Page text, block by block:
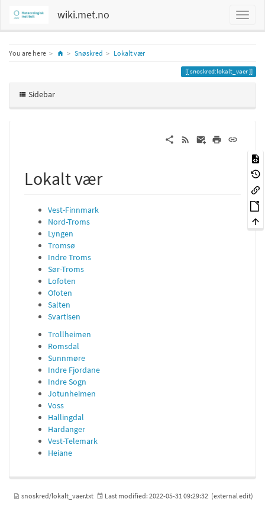
wiki.met.no
You are here HomeSnøskred Lokalt vær
snoskred:lokalt_vaer
Sidebar
Lokalt vær
Vest-Finnmark
Nord-Troms
Lyngen
Tromsø
Indre Troms
Sør-Troms
Lofoten
Ofoten
Salten
Svartisen
Trollheimen
Romsdal
Sunnmøre
Indre Fjordane
Indre Sogn
Jotunheimen
Voss
Hallingdal
Hardanger
Vest-Telemark
Heiane
snoskred/lokalt_vaer.txt Last modified: 2022-05-31 09:29:32 (external edit)